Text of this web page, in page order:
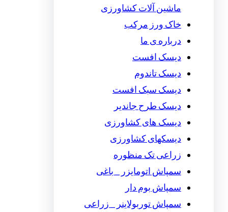
ماشین آلات کشاورزی
خاک ورز مرکب
درباره ی ما
دیسک افست
دیسک تاندوم
دیسک سبک افست
دیسک طرح جاندیر
دیسک های کشاورزی
دیسکهای کشاورزی
زراعی تک منظوره
سمپاش اتومایزر _ باغی
سمپاش بوم دار
سمپاش توربولاینر _ زراعی